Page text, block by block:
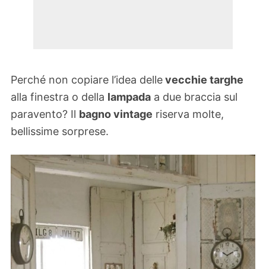
Perché non copiare l’idea dellevecchie targhe
alla finestra o della lampada a due braccia sul
paravento? Il bagno vintage riserva molte,
bellissime sorprese.